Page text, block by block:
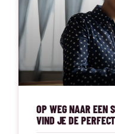
OP WEG NAAR EEN
VIND JE DE